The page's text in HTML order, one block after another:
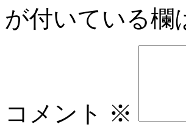
が付いている欄
コメント ※